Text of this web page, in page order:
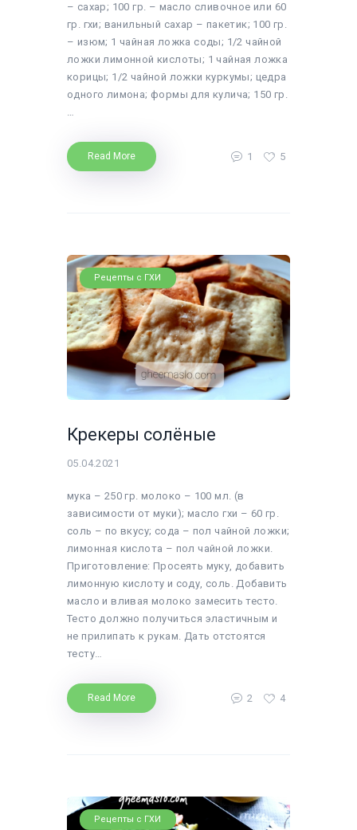
– сахар; 100 гр. – масло сливочное или 60
гр. гхи; ванильный сахар – пакетик; 100 гр.
– изюм; 1 чайная ложка соды; 1/2 чайной
ложки лимонной кислоты; 1 чайная ложка
корицы; 1/2 чайной ложки куркумы; цедра
одного лимона; формы для кулича; 150 гр.
…
Read More 1 5
Рецепты с ГХИ
Крекеры солёные
05.04.2021
мука – 250 гр. молоко – 100 мл. (в
зависимости от муки); масло гхи – 60 гр.
соль – по вкусу; сода – пол чайной ложки;
лимонная кислота – пол чайной ложки.
Приготовление: Просеять муку, добавить
лимонную кислоту и соду, соль. Добавить
масло и вливая молоко замесить тесто.
Тесто должно получиться эластичным и
не прилипать к рукам. Дать отстоятся
тесту…
Read More 2 4
Рецепты с ГХИ